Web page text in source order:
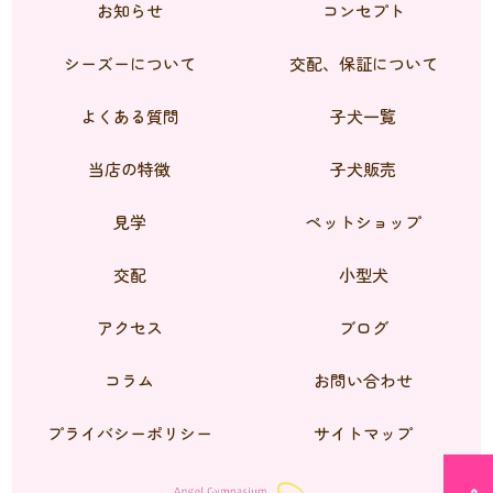
お知らせ コンセプト
シーズーについて 交配、保証について
よくある質問 子犬一覧
当店の特徴 子犬販売
見学 ペットショップ
交配 小型犬
アクセス ブログ
コラム お問い合わせ
プライバシーポリシー サイトマップ